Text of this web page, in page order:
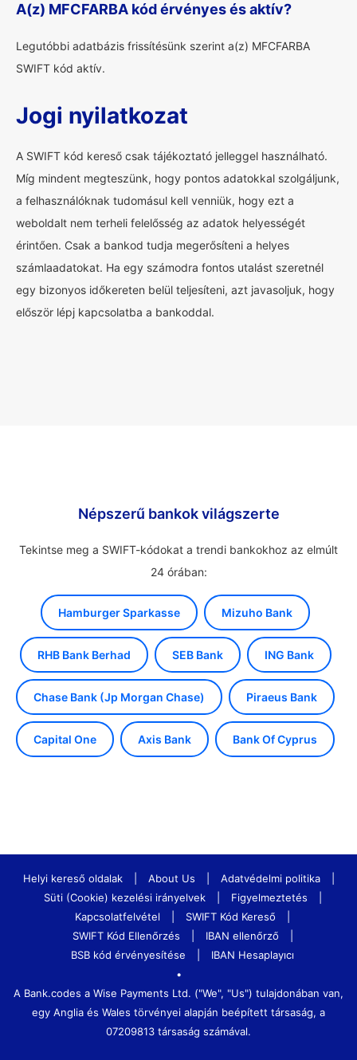
A(z) MFCFARBA kód érvényes és aktív?
Legutóbbi adatbázis frissítésünk szerint a(z) MFCFARBA
SWIFT kód aktív.
Jogi nyilatkozat
A SWIFT kód kereső csak tájékoztató jelleggel használható.
Míg mindent megteszünk, hogy pontos adatokkal szolgáljunk,
a felhasználóknak tudomásul kell venniük, hogy ezt a
weboldalt nem terheli felelősség az adatok helyességét
érintően. Csak a bankod tudja megerősíteni a helyes
számlaadatokat. Ha egy számodra fontos utalást szeretnél
egy bizonyos időkereten belül teljesíteni, azt javasoljuk, hogy
először lépj kapcsolatba a bankoddal.
Népszerű bankok világszerte
Tekintse meg a SWIFT-kódokat a trendi bankokhoz az elmúlt
24 órában:
Hamburger Sparkasse Mizuho Bank
RHB Bank Berhad SEB Bank ING Bank
Chase Bank (Jp Morgan Chase) Piraeus Bank
Capital One Axis Bank Bank Of Cyprus
Helyi kereső oldalak About Us Adatvédelmi politika
Süti (Cookie) kezelési irányelvek
Figyelmeztetés
Kapcsolatfelvétel
SWIFT Kód Kereső
SWIFT Kód Ellenőrzés
IBAN ellenőrző
BSB kód érvényesítése
IBAN Hesaplayıcı
•
A Bank.codes a Wise Payments Ltd. ("We", "Us") tulajdonában van,
egy Anglia és Wales törvényei alapján beépített társaság, a
07209813 társaság számával.